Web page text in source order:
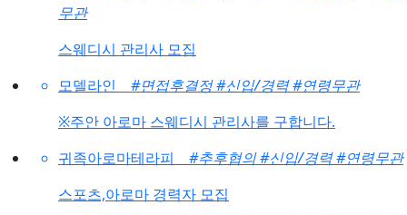
무관
스웨디시 관리사 모집
모델라인
#면접후결정#신입/경력#연령무관
※주안 아로마 스웨디시 관리사를 구합니다.
귀족아로마테라피
#추후협의#신입/경력#연령무관
스포츠,아로마 경력자 모집